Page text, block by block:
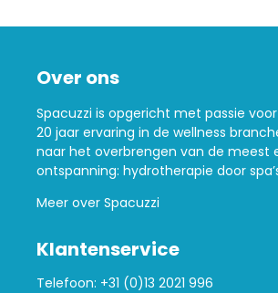
Over ons
Spacuzzi is opgericht met passie voor
20 jaar ervaring in de wellness
naar het overbrengen van de meest
ontspanning: hydrotherapie door
Meer over Spacuzzi
Klantenservice
Telefoon: +31 (0)13 2021 996